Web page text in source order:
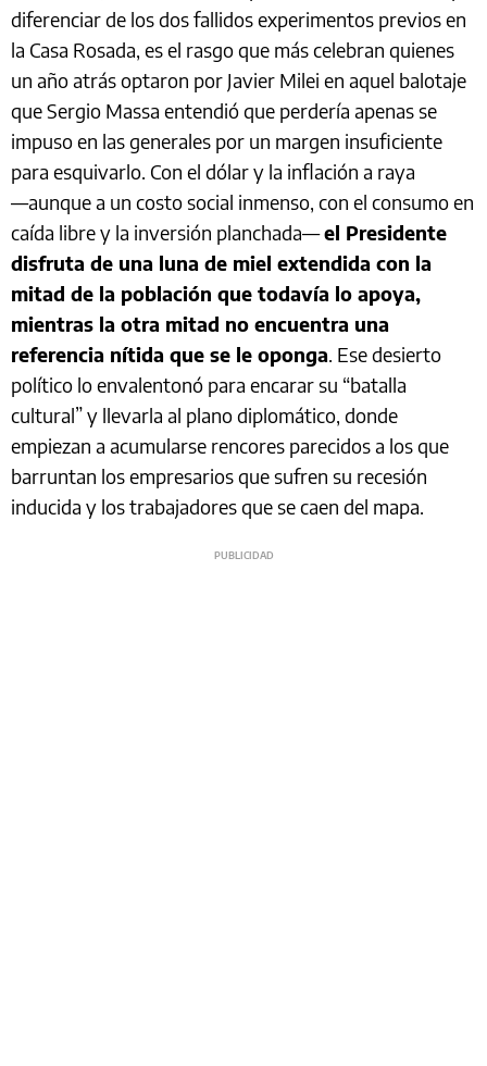
diferenciar de los dos fallidos experimentos previos en
la Casa Rosada, es el rasgo que más celebran quienes
un año atrás optaron por Javier Milei en aquel balotaje
que Sergio Massa entendió que perdería apenas se
impuso en las generales por un margen insuficiente
para esquivarlo. Con el dólar y la inflación a raya
―aunque a un costo social inmenso, con el consumo en
caída libre y la inversión planchada―el Presidente
disfruta de una luna de miel extendida con la
mitad de la población que todavía lo apoya,
mientras la otra mitad no encuentra una
referencia nítida que se le oponga. Ese desierto
político lo envalentonó para encarar su “batalla
cultural” y llevarla al plano diplomático, donde
empiezan a acumularse rencores parecidos a los que
barruntan los empresarios que sufren su recesión
inducida y los trabajadores que se caen del mapa.